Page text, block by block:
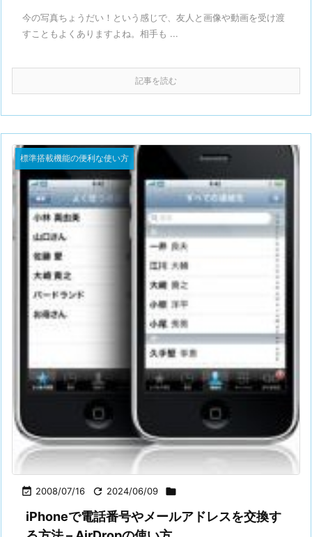
今の写真ちょうだい！という感じで、友人と画像や動画を受け渡
すこともよくありますよね。相手も ...
記事を読む
 2008/07/16  2024/06/09 
標準搭載機能の便利な使い方
iPhoneで電話番号やメールアドレスを交換す